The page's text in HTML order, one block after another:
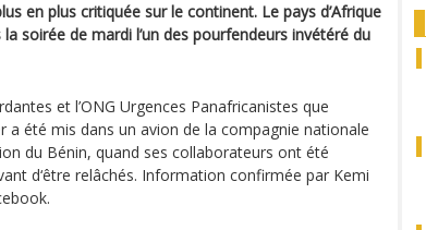
en plus critiquée sur le continent. Le pays d’Afrique
la soirée de mardi l’un des pourfendeurs invétéré du
et l’ONG Urgences Panafricanistes que
a été mis dans un avion de la compagnie nationale
du Bénin, quand ses collaborateurs ont été
d‘être relâchés. Information confirmée par Kemi